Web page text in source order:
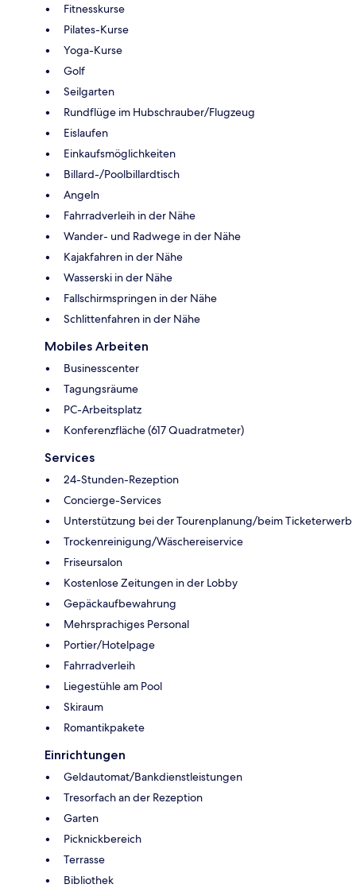
Fitnesskurse
Pilates-Kurse
Yoga-Kurse
Golf
Seilgarten
Rundflüge im Hubschrauber/Flugzeug
Eislaufen
Einkaufsmöglichkeiten
Billard-/Poolbillardtisch
Angeln
Fahrradverleih in der Nähe
Wander- und Radwege in der Nähe
Kajakfahren in der Nähe
Wasserski in der Nähe
Fallschirmspringen in der Nähe
Schlittenfahren in der Nähe
Mobiles Arbeiten
Businesscenter
Tagungsräume
PC-Arbeitsplatz
Konferenzfläche (617 Quadratmeter)
Services
24-Stunden-Rezeption
Concierge-Services
Unterstützung bei der Tourenplanung/beim Ticketerwerb
Trockenreinigung/Wäschereiservice
Friseursalon
Kostenlose Zeitungen in der Lobby
Gepäckaufbewahrung
Mehrsprachiges Personal
Portier/Hotelpage
Fahrradverleih
Liegestühle am Pool
Skiraum
Romantikpakete
Einrichtungen
Geldautomat/Bankdienstleistungen
Tresorfach an der Rezeption
Garten
Picknickbereich
Terrasse
Bibliothek